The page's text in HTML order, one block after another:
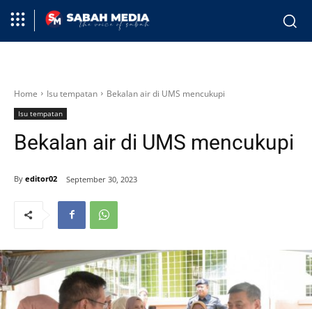
Home Isu tempatan Bekalan air di UMS mencukupi
Isu tempatan
Bekalan air di UMS mencukupi
By editor02 September 30, 2023